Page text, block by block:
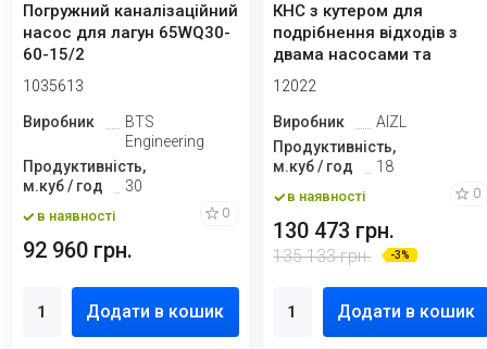
Погружний каналізаційний
насос для лагун 65WQ30-
60-15/2
1035613
Виробник
BTS
Engineering
Продуктивність,
м.куб / год
30
в наявності 0
92 960 грн.
Додати в кошик
КНС з кутером для
подрібнення відходів з
двама насосами та
пультом керування ...
12022
Виробник
AIZL
Продуктивність,
м.куб / год
18
в наявності 0
130 473 грн.
135 133 грн. -3%
Додати в кошик